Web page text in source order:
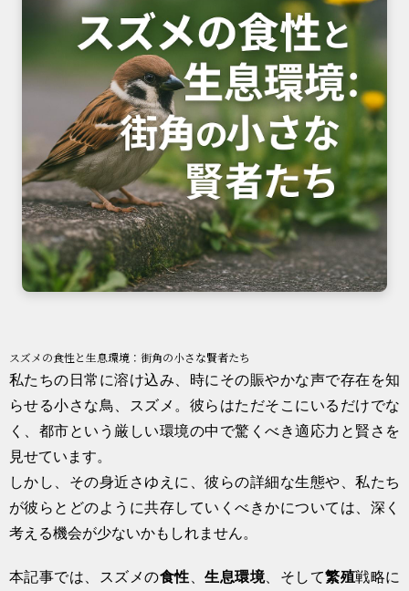
スズメの食性と生息環境：街角の小さな賢者たち
私たちの日常に溶け込み、時にその賑やかな声で存在を知
らせる小さな鳥、スズメ。彼らはただそこにいるだけでな
く、都市という厳しい環境の中で驚くべき適応力と賢さを
見せています。
しかし、その身近さゆえに、彼らの詳細な生態や、私たち
が彼らとどのように共存していくべきかについては、深く
考える機会が少ないかもしれません。
本記事では、スズメの食性 、生息環境、そして繁殖戦略に